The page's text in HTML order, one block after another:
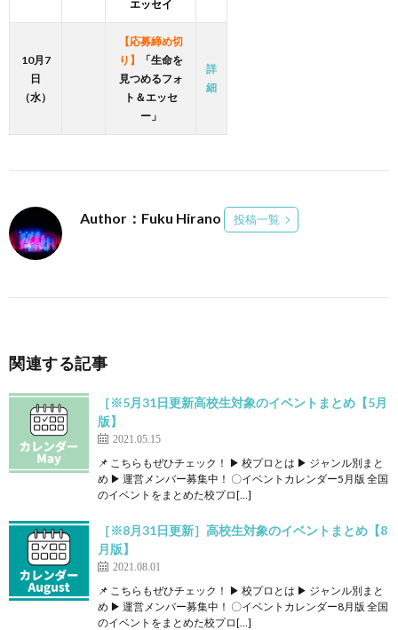
エッセイ
10月7
日
（水）
【応募締め切
り】
「生命を
見つめるフォ
ト＆エッセ
ー」
詳
細
Author：Fuku Hirano 投稿一覧
関連する記事
［※5月31日更新高校生対象のイベントまとめ【5月
版】
2021.05.15
📌 こちらもぜひチェック！ ▶ 校プロとは ▶ ジャンル別まと
め ▶ 運営メンバー募集中！ 〇イベントカレンダー5月版 全国
のイベントをまとめた校プロ[…]
［※8月31日更新］高校生対象のイベントまとめ【8
月版】
2021.08.01
📌 こちらもぜひチェック！ ▶ 校プロとは ▶ ジャンル別まと
め ▶ 運営メンバー募集中！ 〇イベントカレンダー8月版 全国
のイベントをまとめた校プロ[…]